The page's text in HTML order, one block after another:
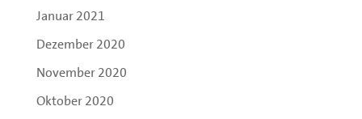
Januar 2021
Dezember 2020
November 2020
Oktober 2020